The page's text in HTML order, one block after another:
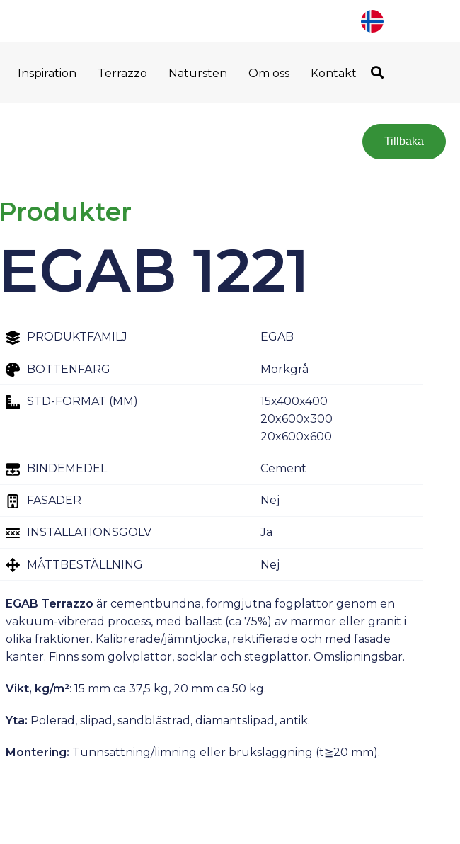
Inspiration Terrazzo Natursten Om oss Kontakt
Tillbaka
Produkter
EGAB 1221
PRODUKTFAMILJ EGAB
BOTTENFÄRG Mörkgrå
STD-FORMAT (MM)
15x400x400
20x600x300
20x600x600
BINDEMEDEL Cement
FASADER Nej
INSTALLATIONSGOLV Ja
MÅTTBESTÄLLNING Nej
EGAB Terrazzo är cementbundna, formgjutna fogplattor genom en
vakuum-vibrerad process, med ballast (ca 75%) av marmor eller granit i
olika fraktioner. Kalibrerade/jämntjocka, rektifierade och med fasade
kanter. Finns som golvplattor, socklar och stegplattor. Omslipningsbar.
Vikt, kg/m²: 15 mm ca 37,5 kg, 20 mm ca 50 kg.
Yta: Polerad, slipad, sandblästrad, diamantslipad, antik.
Montering: Tunnsättning/limning eller bruksläggning (t≧20 mm).